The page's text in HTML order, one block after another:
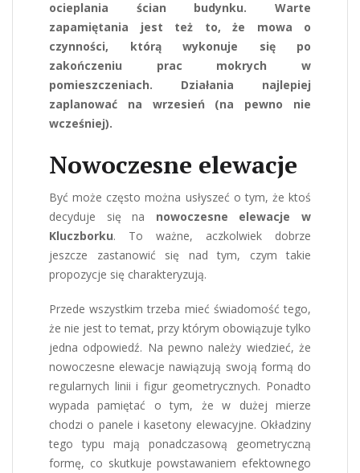
ocieplania ścian budynku. Warte
zapamiętania jest też to, że mowa o
czynności, którą wykonuje się po
zakończeniu prac mokrych w
pomieszczeniach. Działania najlepiej
zaplanować na wrzesień (na pewno nie
wcześniej).
Nowoczesne elewacje
Być może często można usłyszeć o tym, że ktoś
decyduje się na nowoczesne elewacje w
Kluczborku. To ważne, aczkolwiek dobrze
jeszcze zastanowić się nad tym, czym takie
propozycje się charakteryzują.
Przede wszystkim trzeba mieć świadomość tego,
że nie jest to temat, przy którym obowiązuje tylko
jedna odpowiedź. Na pewno należy wiedzieć, że
nowoczesne elewacje nawiązują swoją formą do
regularnych linii i figur geometrycznych. Ponadto
wypada pamiętać o tym, że w dużej mierze
chodzi o panele i kasetony elewacyjne. Okładziny
tego typu mają ponadczasową geometryczną
formę, co skutkuje powstawaniem efektownego